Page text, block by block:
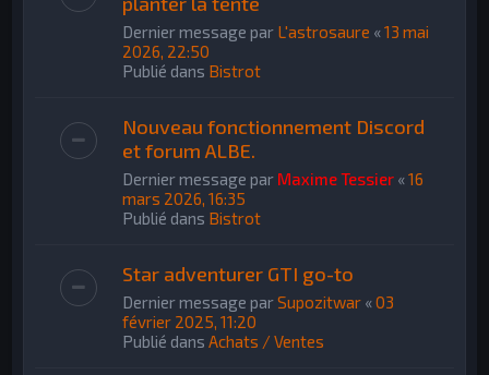
Dernier message par L'astrosaure «13 mai
2026, 22:50
Publié dans Bistrot
Nouveau fonctionnement Discord
et forum ALBE.
Dernier message par Maxime Tessier «16
mars 2026, 16:35
Publié dans Bistrot
Star adventurer GTI go-to
Dernier message parSupozitwar «03
février 2025, 11:20
Publié dansAchats / Ventes